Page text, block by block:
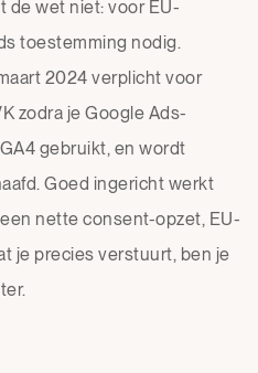
de wet niet: voor EU-
toestemming nodig.
2024 verplicht voor
zodra je Google Ads-
gebruikt, en wordt
Goed ingericht werkt
nette consent-opzet, EU-
je precies verstuurt, ben je